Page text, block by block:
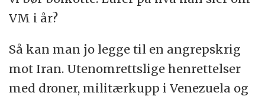
VM i år?
Så kan man jo legge til en angrepskrig
mot Iran. Utenomrettslige henrettelser
med droner, militærkupp i Venezuela og